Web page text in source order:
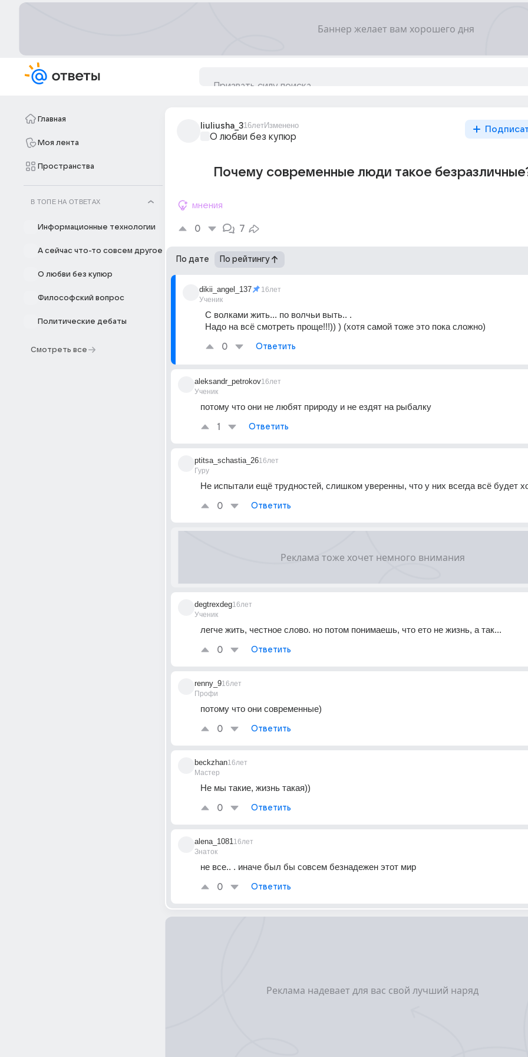
Главная
Моя лента
Пространства
В ТОПЕ НА ОТВЕТАХ
Информационные технологии
А сейчас что-то совсем другое
О любви без купюр
Философский вопрос
Политические дебаты
Смотреть все
liuliusha_316летИзменено
О любви без купюр
Почему современные люди такое
мнения
0 7
По дате По рейтингу
dikii_angel_137
Ученик
16лет
С волками жить... по волчьи выть.. .
Надо на всё смотреть проще!!!)) ) (хотя самой тоже это пока сложно)
0 Ответить
aleksandr_petrokov
Ученик
16лет
потому что они не любят природу и не ездят на рыбалку
1 Ответить
ptitsa_schastia_26
Гуру
16лет
Не испытали ещё трудностей, слишком уверенны, что у них всегда всё будет
0 Ответить
degtrexdeg
Ученик
16лет
легче жить, честное слово. но потом понимаешь, что ето не жизнь, а так...
0 Ответить
renny_9
Профи
16лет
потому что они современные)
0 Ответить
beckzhan
Мастер
16лет
Не мы такие, жизнь такая))
0 Ответить
alena_1081
Знаток
16лет
не все.. . иначе был бы совсем безнадежен этот мир
0 Ответить